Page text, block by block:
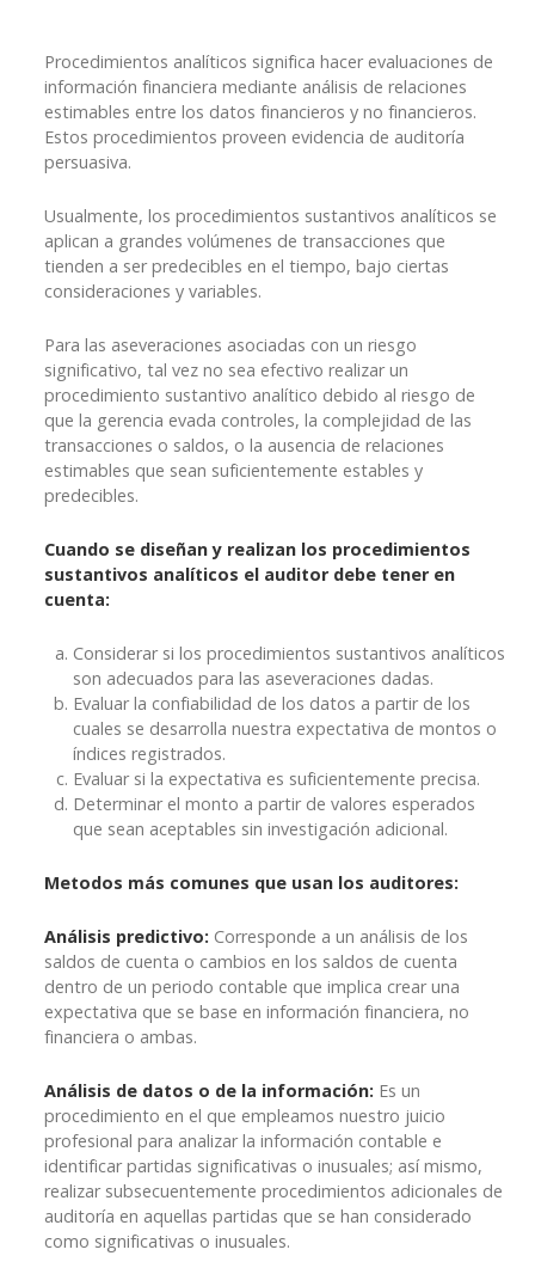
Procedimientos analíticos significa hacer evaluaciones de
información financiera mediante análisis de relaciones
estimables entre los datos financieros y no financieros.
Estos procedimientos proveen evidencia de auditoría
persuasiva.
Usualmente, los procedimientos sustantivos analíticos se
aplican a grandes volúmenes de transacciones que
tienden a ser predecibles en el tiempo, bajo ciertas
consideraciones y variables.
Para las aseveraciones asociadas con un riesgo
significativo, tal vez no sea efectivo realizar un
procedimiento sustantivo analítico debido al riesgo de
que la gerencia evada controles, la complejidad de las
transacciones o saldos, o la ausencia de relaciones
estimables que sean suficientemente estables y
predecibles.
Cuando se diseñan y realizan los procedimientos
sustantivos analíticos el auditor debe tener en
cuenta:
Considerar si los procedimientos sustantivos analíticos
son adecuados para las aseveraciones dadas.
Evaluar la confiabilidad de los datos a partir de los
cuales se desarrolla nuestra expectativa de montos o
índices registrados.
Evaluar si la expectativa es suficientemente precisa.
Determinar el monto a partir de valores esperados
que sean aceptables sin investigación adicional.
Metodos más comunes que usan los auditores:
Análisis predictivo: Corresponde a un análisis de los
saldos de cuenta o cambios en los saldos de cuenta
dentro de un periodo contable que implica crear una
expectativa que se base en información financiera, no
financiera o ambas.
Análisis de datos o de la información: Es un
procedimiento en el que empleamos nuestro juicio
profesional para analizar la información contable e
identificar partidas significativas o inusuales; así mismo,
realizar subsecuentemente procedimientos adicionales de
auditoría en aquellas partidas que se han considerado
como significativas o inusuales.